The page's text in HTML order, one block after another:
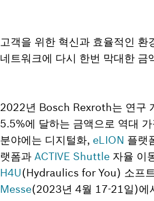
고객을 위한 혁신과 효율적인
네트워크에 다시 한번 막대한 금
2022년 Bosch Rexroth는 연구
5.5%에 달하는 금액으로 역대
분야에는 디지털화, eLION 플랫
랫폼과 ACTIVE Shuttle 자율 이
H4U(Hydraulics for You) 소프
Messe(2023년 4월 17-21일)에